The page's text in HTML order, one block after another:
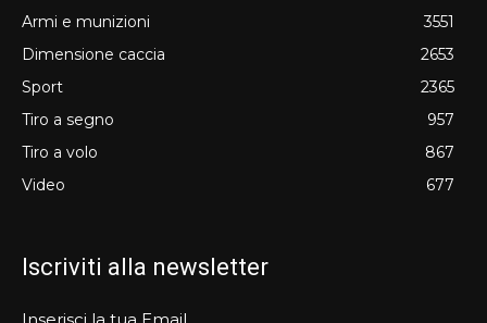
Armi e munizioni
3551
Dimensione caccia
2653
Sport
2365
Tiro a segno
957
Tiro a volo
867
Video
677
Iscriviti alla newsletter